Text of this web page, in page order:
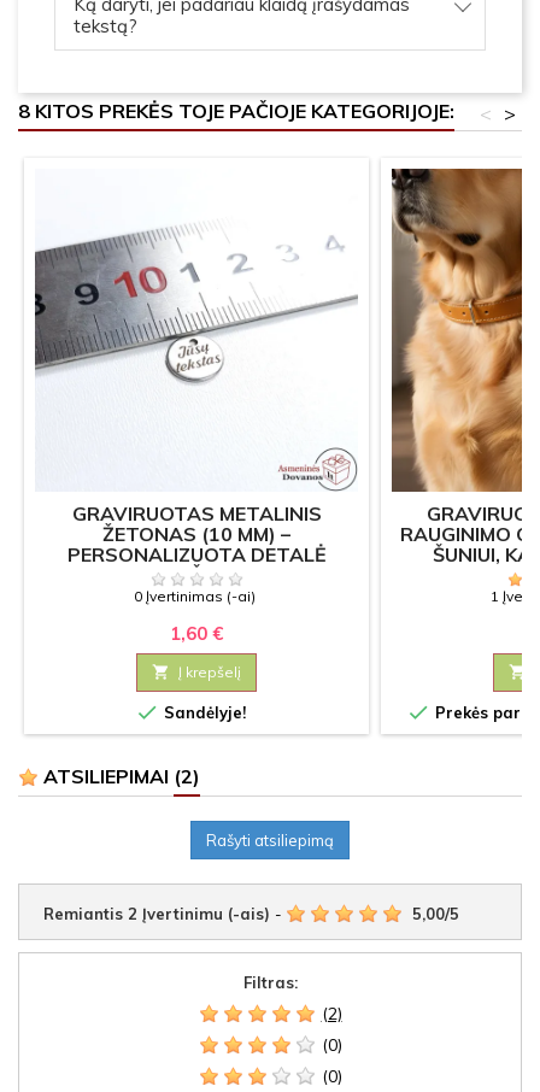
Ką daryti, jei padariau klaidą įrašydamas
tekstą?
8 KITOS PREKĖS TOJE PAČIOJE KATEGORIJOJE: >
<
GRAVIRUOTAS METALINIS
ŽETONAS (10 MM) –
PERSONALIZUOTA DETALĖ
PAPUOŠALAMS
0 Įvertinimas (-ai)
1,60 €
 Į krepšelį
 Sandėlyje!
RAUGINIMO
ŠUNIUI,
1

 Prekės
ATSILIEPIMAI (2)
Rašyti atsiliepimą
Remiantis 2 Įvertinimu (-ais) - 5,00/5
Filtras:
(2)
(0)
(0)